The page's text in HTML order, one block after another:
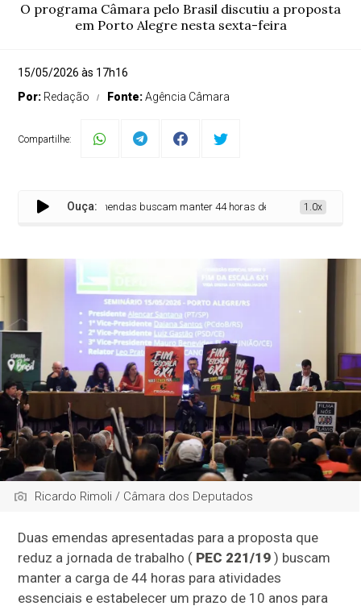
O programa Câmara pelo Brasil discutiu a proposta
em Porto Alegre nesta sexta-feira
15/05/2026 às 17h16
Por: Redação Fonte:Agência Câmara
Compartilhe:
Ouça:
escala 6x1: emendas buscam manter 44 horas de jornada para atividades
1.0x
Ricardo Rimoli / Câmara dos Deputados
Duas emendas apresentadas para a proposta que
reduz a jornada de trabalho ( PEC 221/19 ) buscam
manter a carga de 44 horas para atividades
essenciais e estabelecer um prazo de 10 anos para